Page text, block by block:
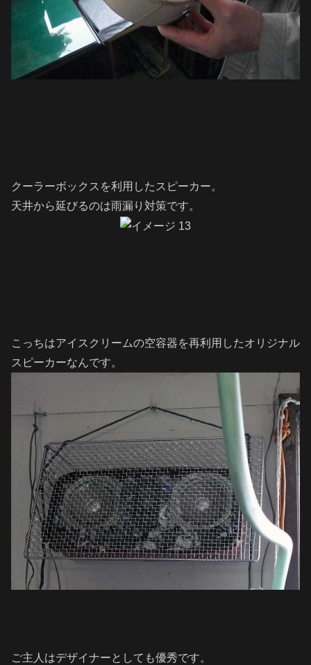
クーラーボックスを利用したスピーカー。
天井から延びるのは雨漏り対策です。
こっちはアイスクリームの空容器を再利用したオリジナル
スピーカーなんです。
ご主人はデザイナーとしても優秀です。